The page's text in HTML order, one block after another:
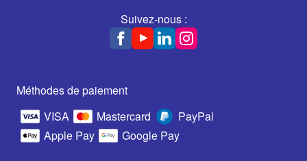
Suivez-nous :
Méthodes de paiement
VISA
Mastercard
PayPal
Apple Pay
Google Pay